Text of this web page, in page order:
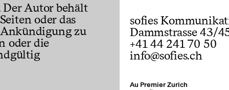
Autor behält
oder das
Ankündigung zu
oder die
sofies
Dammstrasse 43/
+41 44 241 70 50
info@sofies.ch
Au Premier Zurich